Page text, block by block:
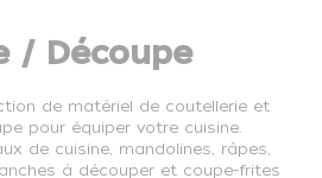
/ Découpe
de matériel de coutellerie et
pour équiper votre cuisine.
de cuisine, mandolines, râpes,
à découper et coupe-frites